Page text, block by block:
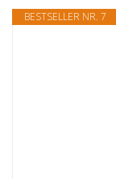
BESTSELLER NR. 7